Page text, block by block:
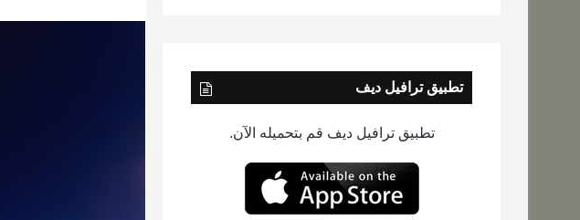
تطبيق ترافيل ديف
تطبيق ترافيل ديف قم بتحميله الآن.